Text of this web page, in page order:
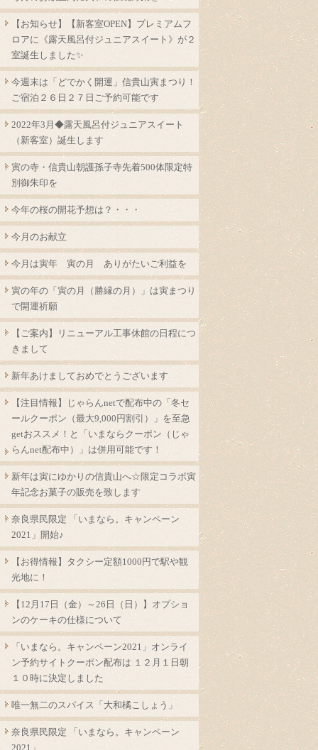
【お知らせ】【新客室OPEN】プレミアムフ
ロアに《露天風呂付ジュニアスイート》が２
室誕生しました✨
今週末は「どでかく開運」信貴山寅まつり！
ご宿泊２６日２７日ご予約可能です
2022年3月◆露天風呂付ジュニアスイート
（新客室）誕生します
寅の寺・信貴山朝護孫子寺先着500体限定特
別御朱印を
今年の桜の開花予想は？・・・
今月のお献立
今月は寅年 寅の月 ありがたいご利益を
寅の年の「寅の月（勝縁の月）」は寅まつり
で開運祈願
【ご案内】リニューアル工事休館の日程につ
きまして
新年あけましておめでとうございます
【注目情報】じゃらんnetで配布中の「冬セ
ールクーポン（最大9,000円割引）」を至急
getおススメ！と「いまならクーポン（じゃ
らんnet配布中）」は併用可能です！
新年は寅にゆかりの信貴山へ☆限定コラボ寅
年記念お菓子の販売を致します
奈良県民限定 「いまなら。キャンペーン
2021」開始♪
【お得情報】タクシー定額1000円で駅や観
光地に！
【12月17日（金）～26日（日）】オプショ
ンのケーキの仕様について
「いまなら。キャンペーン2021」オンライ
ン予約サイトクーポン配布は １２月１日朝
１０時に決定しました
唯一無二のスパイス「大和橘こしょう」
奈良県民限定 「いまなら。キャンペーン
2021」